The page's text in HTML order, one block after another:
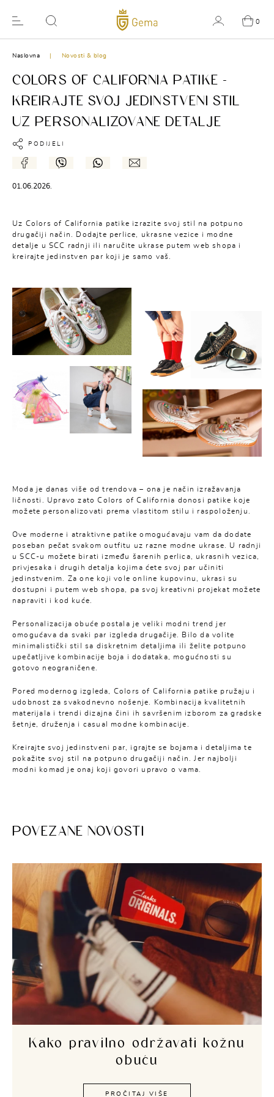
0
Naslovna Novosti & blog
COLORS OF CALIFORNIA PATIKE –
KREIRAJTE SVOJ JEDINSTVENI STIL
UZ PERSONALIZOVANE DETALJE
PODIJELI
01.06.2026.
Uz Colors of California patike izrazite svoj stil na potpuno
drugačiji način. Dodajte perlice, ukrasne vezice i modne
detalje u SCC radnji ili naručite ukrase putem web shopa i
kreirajte jedinstven par koji je samo vaš.
Moda je danas više od trendova – ona je način izražavanja
ličnosti. Upravo zatoColors of California donosi patike koje
možete personalizovati prema vlastitom stilu i raspoloženju.
Ove moderne i atraktivne patike omogućavaju vam da dodate
poseban pečat svakom outfitu uz razne modne ukrase. U radnji
u SCC-u možete birati između šarenih perlica, ukrasnih vezica,
privjesaka i drugih detalja kojima ćete svoj par učiniti
jedinstvenim. Za one koji vole online kupovinu, ukrasi su
dostupni i putem web shopa, pa svoj kreativni projekat možete
napraviti i kod kuće.
Personalizacija obuće postala je veliki modni trend jer
omogućava da svaki par izgleda drugačije. Bilo da volite
minimalistički stil sa diskretnim detaljima ili želite potpuno
upečatljive kombinacije boja i dodataka, mogućnosti su
gotovo neograničene.
Pored modernog izgleda, Colors of California patike pružaju i
udobnost za svakodnevno nošenje. Kombinacija kvalitetnih
materijala i trendi dizajna čini ih savršenim izborom za gradske
šetnje, druženja i casual modne kombinacije.
Kreirajte svoj jedinstveni par, igrajte se bojama i detaljima te
pokažite svoj stil na potpuno drugačiji način. Jer najbolji
modni komad je onaj koji govori upravo o vama.
POVEZANE NOVOSTI
Kako pravilno održavati kožnu
obuću
PROČITAJ VIŠE